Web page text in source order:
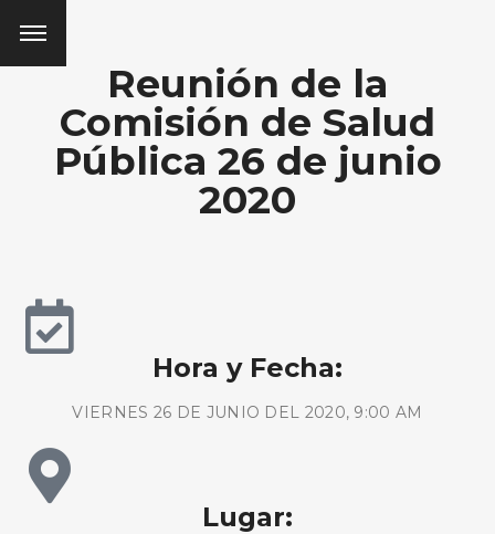
Reunión de la
Comisión de Salud
Pública 26 de junio
2020
Hora y Fecha:
VIERNES 26 DE JUNIO DEL 2020, 9:00 AM
Lugar: